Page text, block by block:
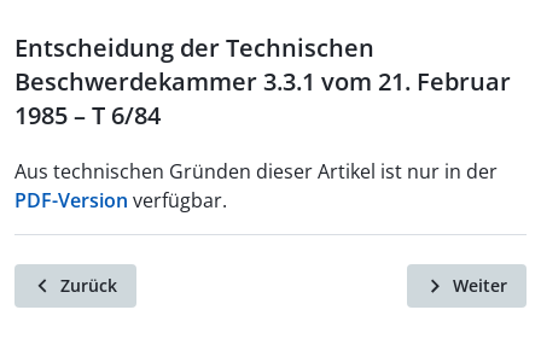
Entscheidung der Technischen
Beschwerdekammer 3.3.1 vom 21. Februar
1985 – T 6/84
Aus technischen Gründen dieser Artikel ist nur in der
PDF-Version verfügbar.
Zurück Weiter